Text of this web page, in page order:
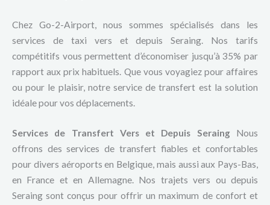
Chez Go-2-Airport, nous sommes spécialisés dans les
services de taxi vers et depuis Seraing. Nos tarifs
compétitifs vous permettent d’économiser jusqu’à 35% par
rapport aux prix habituels. Que vous voyagiez pour affaires
ou pour le plaisir, notre service de transfert est la solution
idéale pour vos déplacements.
Services de Transfert Vers et Depuis SeraingNous
offrons des services de transfert fiables et confortables
pour divers aéroports en Belgique, mais aussi aux Pays-Bas,
en France et en Allemagne. Nos trajets vers ou depuis
Seraing sont conçus pour offrir un maximum de confort et